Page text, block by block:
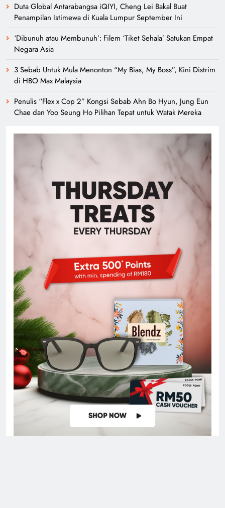
Duta Global Antarabangsa iQIYI, Cheng Lei Bakal Buat
Penampilan Istimewa di Kuala Lumpur September Ini
‘Dibunuh atau Membunuh’: Filem ‘Tiket Sehala’ Satukan Empat
Negara Asia
3 Sebab Untuk Mula Menonton “My Bias, My Boss”, Kini Distrim
di HBO Max Malaysia
Penulis “Flex x Cop 2” Kongsi Sebab Ahn Bo Hyun, Jung Eun
Chae dan Yoo Seung Ho Pilihan Tepat untuk Watak Mereka